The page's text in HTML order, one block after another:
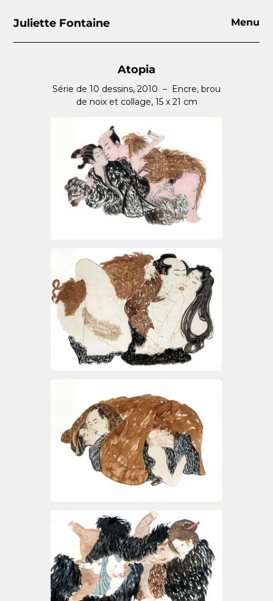
Juliette Fontaine Menu
Atopia
Série de 10 dessins, 2010 – Encre, brou
de noix et collage, 15 x 21 cm